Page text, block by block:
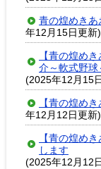
青の煌めき
年12月15日更新)
【青の煌め
介～軟式野球
(2025年12月15
【青の煌め
年12月12日更新)
【青の煌め
します
(2025年12月12